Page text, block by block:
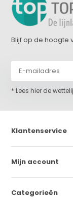
Blijf op de hoogte
* Lees hier de
Klantenservice
Mijn account
Categorieën